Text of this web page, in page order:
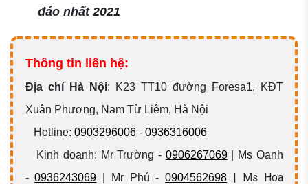
đáo nhất 2021
Thông tin liên hệ:
Địa chỉ Hà Nội:
K23 TT10 đường Foresa1, KĐT
Xuân Phương, Nam Từ Liêm, Hà Nội
Hotline: 0903296006- 0936316006
Kinh doanh: Mr Trường - 0906267069| Ms Oanh
-0936243069 | Mr Phú -0904562698 | Ms Hoa